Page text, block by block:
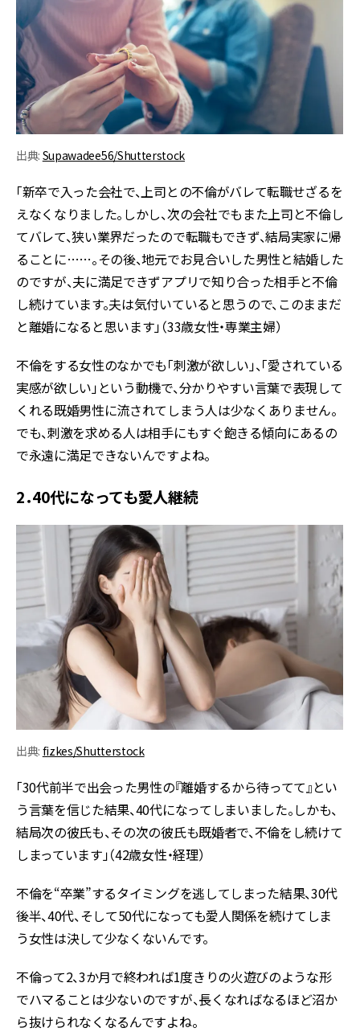
出典: Supawadee56/Shutterstock
「新卒で入った会社で、上司との不倫がバレて転職せざるを
えなくなりました。しかし、次の会社でもまた上司と不倫し
てバレて、狭い業界だったので転職もできず、結局実家に帰
ることに……。その後、地元でお見合いした男性と結婚した
のですが、夫に満足できずアプリで知り合った相手と不倫
し続けています。夫は気付いていると思うので、このままだ
と離婚になると思います」（33歳女性・専業主婦）
不倫をする女性のなかでも「刺激が欲しい」、「愛されている
実感が欲しい」という動機で、分かりやすい言葉で表現して
くれる既婚男性に流されてしまう人は少なくありません。
でも、刺激を求める人は相手にもすぐ飽きる傾向にあるの
で永遠に満足できないんですよね。
2．40代になっても愛人継続
出典: fizkes/Shutterstock
「30代前半で出会った男性の『離婚するから待ってて』とい
う言葉を信じた結果、40代になってしまいました。しかも、
結局次の彼氏も、その次の彼氏も既婚者で、不倫をし続けて
しまっています」（42歳女性・経理）
不倫を“卒業”するタイミングを逃してしまった結果、30代
後半、40代、そして50代になっても愛人関係を続けてしま
う女性は決して少なくないんです。
不倫って2、3か月で終われば1度きりの火遊びのような形
でハマることは少ないのですが、長くなればなるほど沼か
ら抜けられなくなるんですよね。